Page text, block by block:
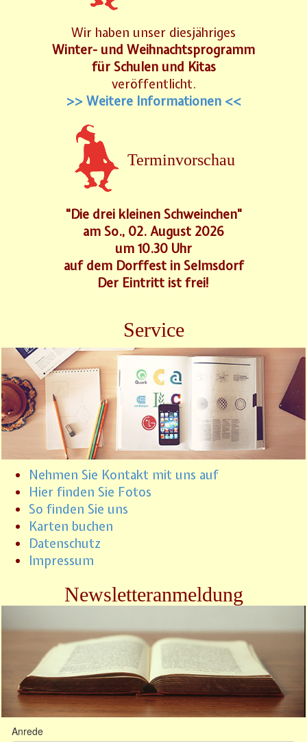
Wir haben unser diesjähriges
Winter- und Weihnachtsprogramm
für Schulen und Kitas
veröffentlicht.
>> Weitere Informationen <<
Terminvorschau
"Die drei kleinen Schweinchen"
am So., 02. August 2026
um 10.30 Uhr
auf dem Dorffest in Selmsdorf
Der Eintritt ist frei!
Service
Nehmen Sie Kontakt mit uns auf
Hier finden Sie Fotos
So finden Sie uns
Karten buchen
Datenschutz
Impressum
Newsletteranmeldung